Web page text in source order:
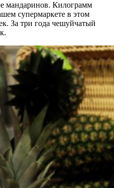
мандаринов. Килограмм
супермаркете в этом
За три года чешуйчатый